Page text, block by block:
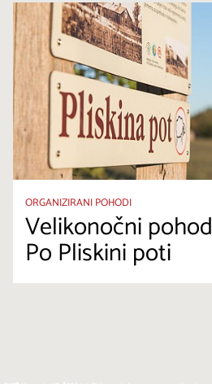
ORGANIZIRANI POHODI
Velikonočni pohod
Po Pliskini poti